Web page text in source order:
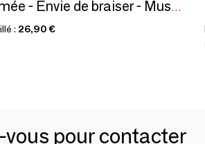
Bougie Parfumée - Envie de braiser - Musc blanc – 160g
: 26,90 €
pour contacter